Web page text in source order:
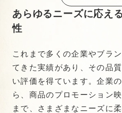
あらゆるニーズに応え
性
これまで多くの企業やブラ
てきた実績があり、その品
い評価を得ています。企業
ら、商品のプロモーション
まで、さまざまなニーズに